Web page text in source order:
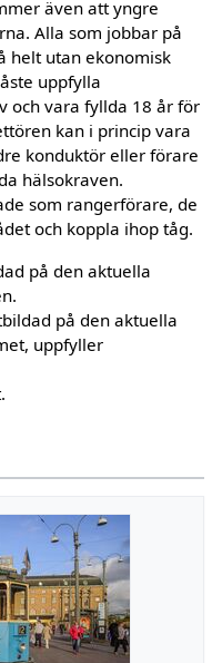
även att yngre
Alla som jobbar på
helt utan ekonomisk
uppfylla
och vara fyllda 18 år för
kan i princip vara
konduktör eller förare
hälsokraven.
som rangerförare, de
och koppla ihop tåg.
på den aktuella
på den aktuella
uppfyller